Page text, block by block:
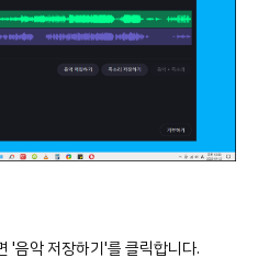
'음악 저장하기'를 클릭합니다.